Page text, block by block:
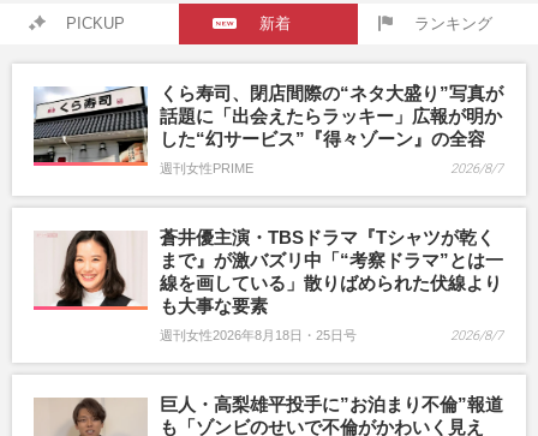
PICKUP 新着 ランキング
くら寿司、閉店間際の“ネタ大盛り”写真が
話題に「出会えたらラッキー」広報が明か
した“幻サービス”『得々ゾーン』の全容
週刊女性PRIME 2026/8/7
蒼井優主演・TBSドラマ『Tシャツが乾く
まで』が激バズリ中「“考察ドラマ”とは一
線を画している」散りばめられた伏線より
も大事な要素
週刊女性2026年8月18日・25日号 2026/8/7
巨人・高梨雄平投手に”お泊まり不倫”報道
も「ゾンビのせいで不倫がかわいく見え